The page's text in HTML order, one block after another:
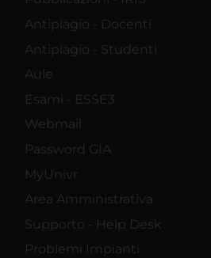
Antiplagio - Docenti
Antiplagio - Studenti
Aule
Esami - ESSE3
Webmail
Password GIA
MyUnivr
Area Amministrativa
Supporto - Help Desk
Problemi Impianti